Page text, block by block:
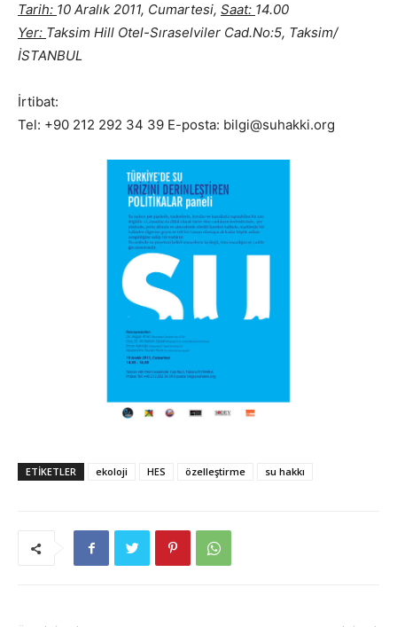
Tarih: 10 Aralık 2011, Cumartesi, Saat: 14.00
Yer: Taksim Hill Otel-Sıraselviler Cad.No:5, Taksim/
İSTANBUL
İrtibat:
Tel: +90 212 292 34 39 E-posta: bilgi@suhakki.org
ETIKETLER ekoloji HES özelleştirme su hakkı